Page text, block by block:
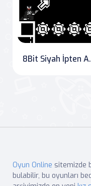
8Bit
Oyun Online sitemizde
bulabilir, bu oyunları